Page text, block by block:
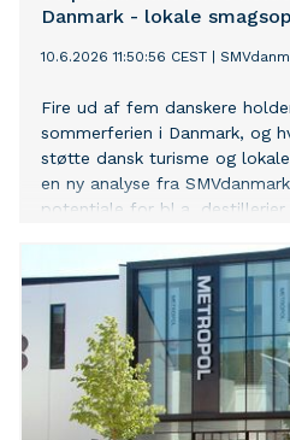
Danmark - lokale
10.6.2026 11:50:56 CEST
Fire ud af fem danskere
sommerferien i Danmark, og
støtte dansk turisme og
en ny analyse fra
potentiale for bl.a. destillerier,